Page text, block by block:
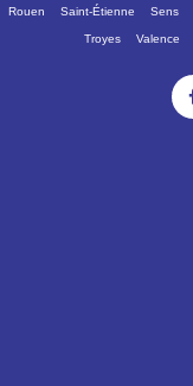
Rouen Saint-Étienne Sens
Troyes Valence